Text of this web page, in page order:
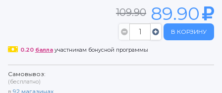
109.90 89.90
В КОРЗИНУ
0.20 баллаучастникам бонусной программы
Самовывоз:
(бесплатно)
в 92 магазинах